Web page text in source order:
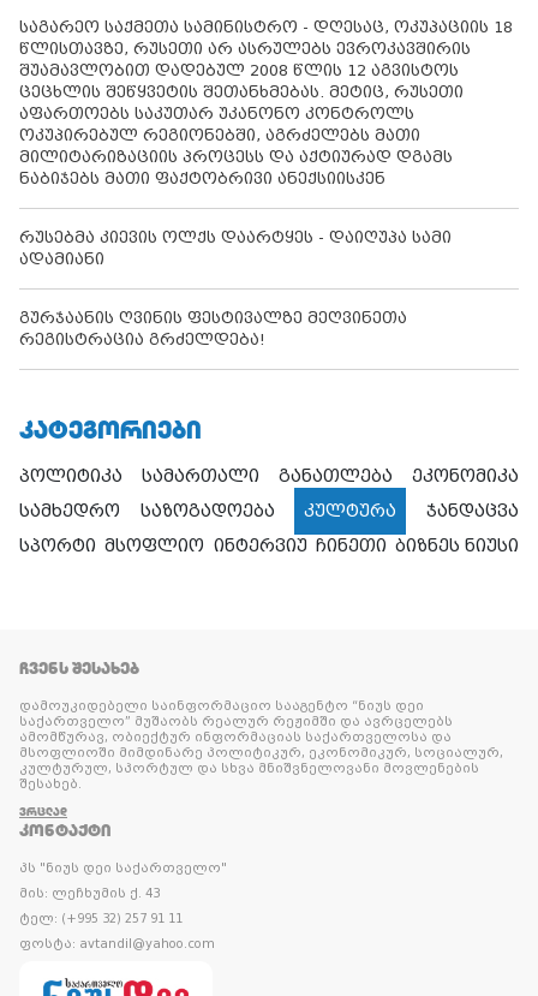
საგარეო საქმეთა სამინისტრო - დღესაც, ოკუპაციის 18
წლისთავზე, რუსეთი არ ასრულებს ევროკავშირის
შუამავლობით დადებულ 2008 წლის 12 აგვისტოს
ცეცხლის შეწყვეტის შეთანხმებას. მეტიც, რუსეთი
აფართოებს საკუთარ უკანონო კონტროლს
ოკუპირებულ რეგიონებში, აგრძელებს მათი
მილიტარიზაციის პროცესს და აქტიურად დგამს
ნაბიჯებს მათი ფაქტობრივი ანექსიისკენ
რუსებმა კიევის ოლქს დაარტყეს - დაიღუპა სამი
ადამიანი
გურჯაანის ღვინის ფესტივალზე მეღვინეთა
რეგისტრაცია გრძელდება!
ᲙᲐᲢᲔᲒᲝᲠᲘᲔᲑᲘ
პოლიტიკა სამართალი განათლება
ეკონომიკა
სამხედრო
საზოგადოება კულტურა
ჯანდაცვა
სპორტი მსოფლიო ინტერვიუ ჩინეთი ბიზნეს ნიუსი
ᲩᲕᲔᲜᲡ ᲨᲔᲡᲐᲮᲔᲑ
დამოუკიდებელი საინფორმაციო სააგენტო “ნიუს დეი
საქართველო” მუშაობს რეალურ რეჟიმში და ავრცელებს
ამომწურავ, ობიექტურ ინფორმაციას საქართველოსა და
მსოფლიოში მიმდინარე პოლიტიკურ, ეკონომიკურ, სოციალურ,
კულტურულ, სპორტულ და სხვა მნიშვნელოვანი მოვლენების
შესახებ.
ᲕᲠᲪᲚᲐᲓ
ᲙᲝᲜᲢᲐᲥᲢᲘ
პს "ნიუს დეი საქართველო"
მის: ლეჩხუმის ქ. 43
ტელ: (+995 32) 257 91 11
ფოსტა: avtandil@yahoo.com